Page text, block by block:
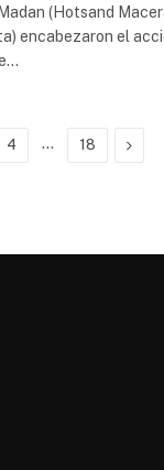
(Hotsand
encabezaron el
4 … 18 Next